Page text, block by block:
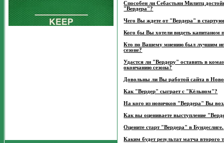
Способен ли Себастьян Милитц
"Вердера"?
Чего Вы ждете от "Вердера" в
Кого бы Вы хотели видеть капитаном
Кто по Вашему мнению был лучшим
сезоне?
Удастся ли "Вердеру" оставить в
окончанию сезона?
Довольны ли Вы работой сайта в
Как "Вердер" сыграет с "Кёльном"?
На кого из новичков "Вердера" Вы
Как вы оцениваете выступление
Оцените старт "Вердера" в Бундеслиге.
Каким будет результат матча